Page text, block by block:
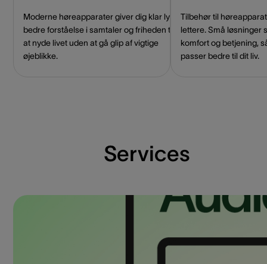
Moderne høreapparater giver dig klar lyd,
bedre forståelse i samtaler og friheden til
at nyde livet uden at gå glip af vigtige
øjeblikke.
Tilbehør til
lettere. Små løsninger
komfort og betjening,
passer bedre til dit liv.
Services